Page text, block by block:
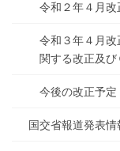
令和２年４月改
令和３年４月
関する改正及び
今後の改正予定
国交省報道発表情